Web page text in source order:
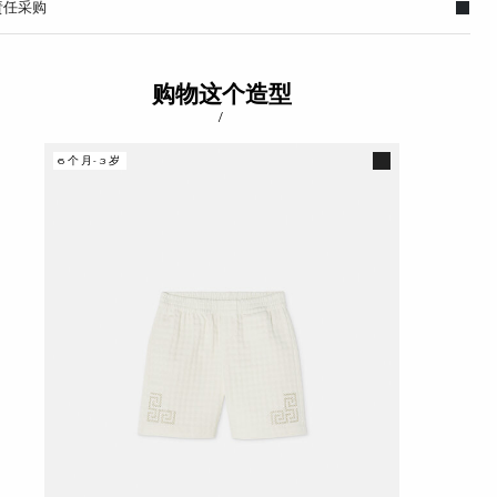
采购
购物这个造型
/
6个月-3岁